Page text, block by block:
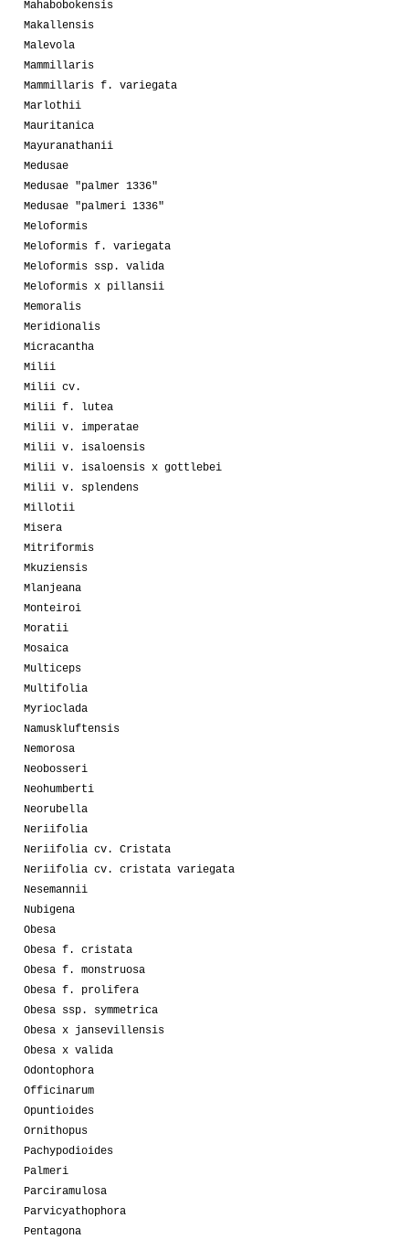
Mahabobokensis
Makallensis
Malevola
Mammillaris
Mammillaris f. variegata
Marlothii
Mauritanica
Mayuranathanii
Medusae
Medusae "palmer 1336"
Medusae "palmeri 1336"
Meloformis
Meloformis f. variegata
Meloformis ssp. valida
Meloformis x pillansii
Memoralis
Meridionalis
Micracantha
Milii
Milii cv.
Milii f. lutea
Milii v. imperatae
Milii v. isaloensis
Milii v. isaloensis x gottlebei
Milii v. splendens
Millotii
Misera
Mitriformis
Mkuziensis
Mlanjeana
Monteiroi
Moratii
Mosaica
Multiceps
Multifolia
Myrioclada
Namuskluftensis
Nemorosa
Neobosseri
Neohumberti
Neorubella
Neriifolia
Neriifolia cv. Cristata
Neriifolia cv. cristata variegata
Nesemannii
Nubigena
Obesa
Obesa f. cristata
Obesa f. monstruosa
Obesa f. prolifera
Obesa ssp. symmetrica
Obesa x jansevillensis
Obesa x valida
Odontophora
Officinarum
Opuntioides
Ornithopus
Pachypodioides
Palmeri
Parciramulosa
Parvicyathophora
Pentagona